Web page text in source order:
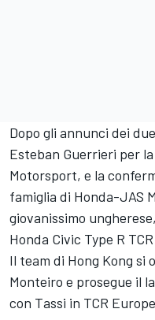
Dopo gli annunci dei
Esteban Guerrieri per
Motorsport, e la
famiglia di Honda-JAS
giovanissimo
Honda Civic Type R
Il team di Hong Kong
Monteiro e prosegue il
con Tassi in TCR